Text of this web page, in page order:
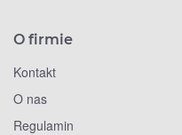
O firmie
Kontakt
O nas
Regulamin